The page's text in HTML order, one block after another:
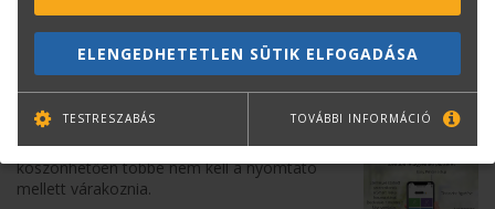
Alkalmazkodik a
munkastílusához
Az akár 26 másodperc/A1/D nyomatot
eredményező gyors nyomtatásnak
köszönhetően többé nem kell a nyomtató
mellett várakoznia.
ELENGEDHETETLEN SÜTIK ELFOGADÁSA
TESTRESZABÁS TOVÁBBI INFORMÁCIÓ